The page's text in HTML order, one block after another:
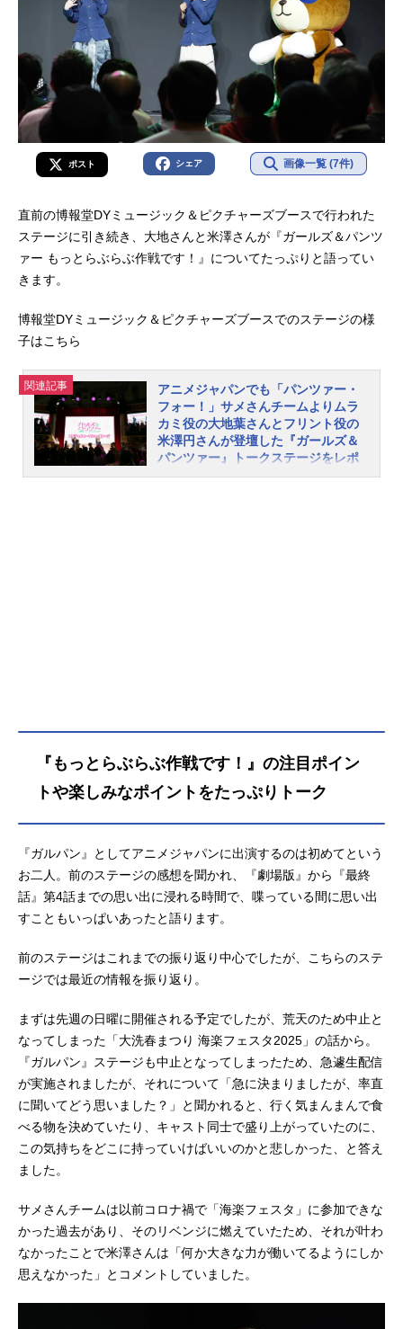
ポスト シェア 画像一覧 (7件)
直前の博報堂DYミュージック＆ピクチャーズブースで行われた
ステージに引き続き、大地さんと米澤さんが『ガールズ＆パンツ
ァー もっとらぶらぶ作戦です！』についてたっぷりと語ってい
きます。
博報堂DYミュージック＆ピクチャーズブースでのステージの様
子はこちら
関連記事
アニメジャパンでも「パンツァー・
フォー！」サメさんチームよりムラ
カミ役の大地葉さんとフリント役の
米澤円さんが登壇した『ガールズ＆
パンツァー』トークステージをレポ
ート
の呼びかけで登場した大地さんと米
澤さん。アニメジャパンのステージ
ということで、知っている人も多い
とは思いますが改めて『ガルパン』
いるということで、作品の歴史やフ
ァンの熱量を感じているというお二
人。まずはここまでシリーズに関わ
ってきて印象に残っていることを尋
オやトークショーをはじめ色々経験
させてもらっているも、その中で一
として「大洗の海賊のうた」をアフ
レコで歌ったことと答える米澤さ
ンだったため個人的に大洗にも行っ
ていて、仕事なのかプライベートな
のかもはや区別がつかないと答え
て...
『もっとらぶらぶ作戦です！』の注目ポイン
トや楽しみなポイントをたっぷりトーク
『ガルパン』としてアニメジャパンに出演するのは初めてという
お二人。前のステージの感想を聞かれ、『劇場版』から『最終
話』第4話までの思い出に浸れる時間で、喋っている間に思い出
すこともいっぱいあったと語ります。
前のステージはこれまでの振り返り中心でしたが、こちらのステ
ージでは最近の情報を振り返り。
まずは先週の日曜に開催される予定でしたが、荒天のため中止と
なってしまった「大洗春まつり 海楽フェスタ2025」の話から。
『ガルパン』ステージも中止となってしまったため、急遽生配信
が実施されましたが、それについて「急に決まりましたが、率直
に聞いてどう思いました？」と聞かれると、行く気まんまんで食
べる物を決めていたり、キャスト同士で盛り上がっていたのに、
この気持ちをどこに持っていけばいいのかと悲しかった、と答え
ました。
サメさんチームは以前コロナ禍で「海楽フェスタ」に参加できな
かった過去があり、そのリベンジに燃えていたため、それが叶わ
なかったことで米澤さんは「何か大きな力が働いてるようにしか
思えなかった」とコメントしていました。